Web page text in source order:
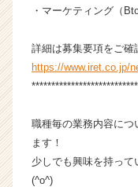
e
・マーケティング（
詳細は募集要項をご確
https://www.iret.co.jp/
職種毎の業務内容につ
ます！
少しでも興味を持っ
(^o^)